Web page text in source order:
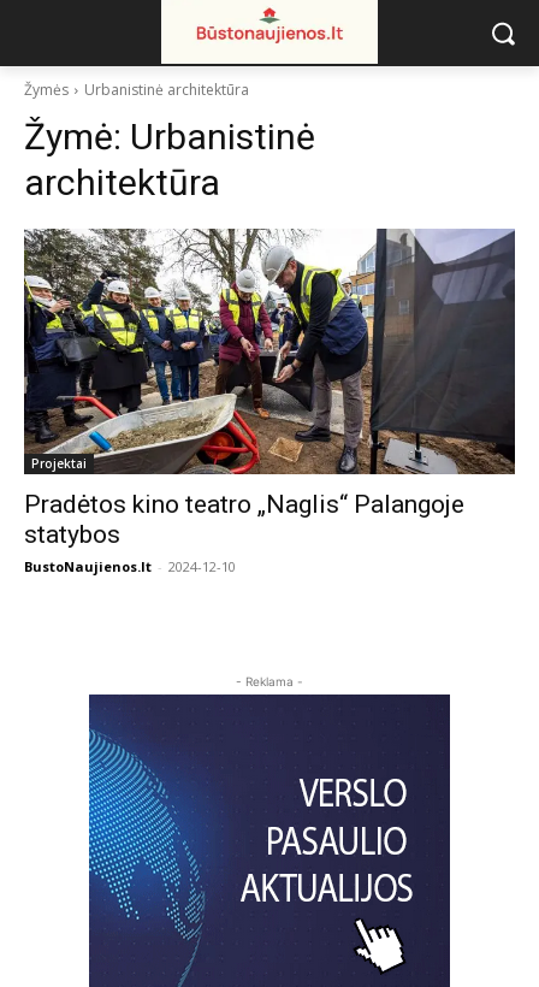
Žymės Urbanistinė architektūra
Žymė: Urbanistinė
architektūra
Projektai
Pradėtos kino teatro „Naglis“ Palangoje
statybos
BustoNaujienos.lt - 2024-12-10
- Reklama -